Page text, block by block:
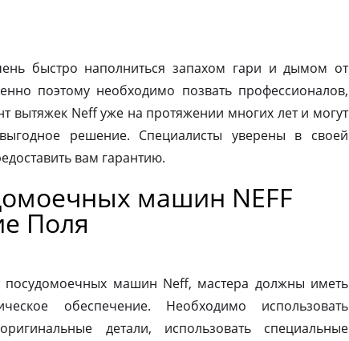
быстро наполниться запахом гари и дымом от
поэтому необходимо позвать профессионалов,
вытяжек Neff уже на протяжении многих лет и могут
решение. Специалисты уверены в своей
вам гарантию.
машин NEFF
Поля
машин Neff, мастера должны иметь
обеспечение. Необходимо использовать
детали, использовать специальные